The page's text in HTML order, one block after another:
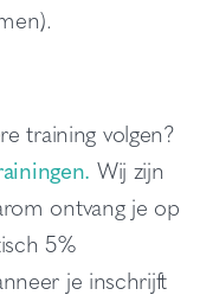
training volgen?
Wij zijn
ontvang je op
5%
je inschrijft